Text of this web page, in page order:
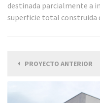
destinada parcialmente a
superficie total construida
PROYECTO ANTERIOR